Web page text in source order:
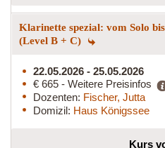
Klarinette spezial: vom Solo
(Level B + C)
22.05.2026 - 25.05.2026
€ 665 - Weitere Preisinfos
Dozenten: Fischer, Jutta
Domizil: Haus Königssee
Kurs